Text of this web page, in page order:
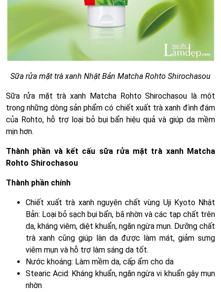
Sữa rửa mặt trà xanh Nhật Bản Matcha Rohto Shirochasou
Sữa rửa mặt trà xanh Matcha Rohto Shirochasou là một
trong những dòng sản phẩm có chiết xuất trà xanh đình đám
của Rohto, hỗ trợ loại bỏ bụi bẩn hiệu quả và giúp da mềm
mịn hơn.
Thành phần và kết cấu sữa rửa mặt trà xanh Matcha
Rohto Shirochasou
Thành phần chính
Chiết xuất trà xanh nguyên chất vùng Uji Kyoto Nhật
Bản: Loại bỏ sạch bụi bẩn, bã nhờn và các tạp chất trên
da, kháng viêm, diệt khuẩn, ngăn ngừa mụn. Dưỡng chất
trà xanh cũng giúp làn da được làm mát, giảm sưng
viêm mụn và hỗ trợ làm sáng da tốt.
Nước khoáng: Làm mềm da, cấp ẩm cho da
Stearic Acid: Kháng khuẩn, ngăn ngừa vi khuẩn gây mụn
nhờn